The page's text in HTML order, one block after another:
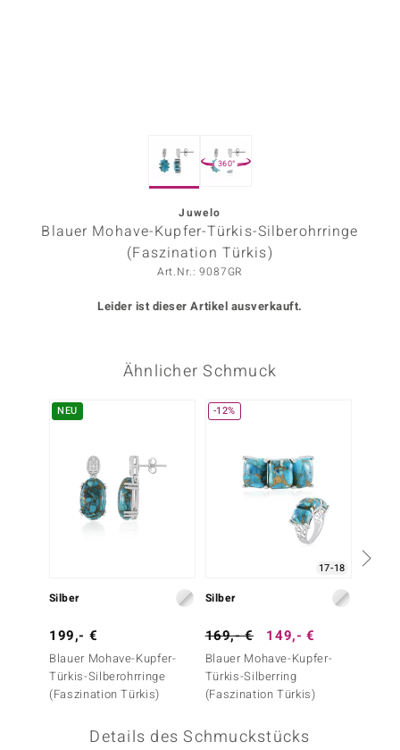
Collection
360°
Juwelo
Blauer Mohave-Kupfer-Türkis-Silberohrringe
(Faszination Türkis)
Art.Nr.: 9087GR
Leider ist dieser Artikel ausverkauft.
Ähnlicher Schmuck
NEU
Silber
199,- €
Blauer Mohave-Kupfer-
Türkis-Silberohrringe
(Faszination Türkis)
-12%
17-18
Silber
169,- € 149,- €
Blauer Mohave-Kupfer-
Türkis-Silberring
(Faszination Türkis)
Details des Schmuckstücks